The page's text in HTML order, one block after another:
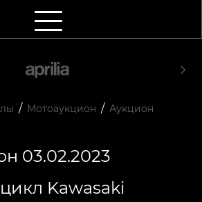
/ Мотоаукцион / Аукцион
03.02.2023
Kawasaki